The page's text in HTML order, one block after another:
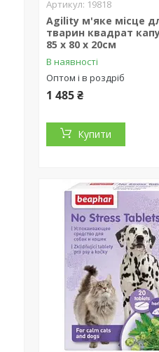
19818
Agility м'яке місце
тварин квадрат
85 х 80 х 20см
В наявності
Оптом і в роздріб
1 485 ₴
Купити